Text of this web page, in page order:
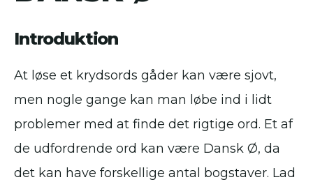
Introduktion
At løse et krydsords gåder kan være sjovt,
men nogle gange kan man løbe ind i lidt
problemer med at finde det rigtige ord. Et af
de udfordrende ord kan være Dansk Ø, da
det kan have forskellige antal bogstaver. Lad